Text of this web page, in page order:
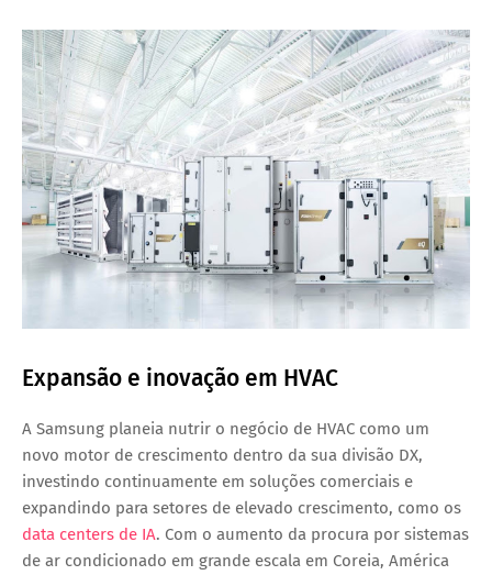
Expansão e inovação em HVAC
A Samsung planeia nutrir o negócio de HVAC como um
novo motor de crescimento dentro da sua divisão DX,
investindo continuamente em soluções comerciais e
expandindo para setores de elevado crescimento, como os
data centers de IA. Com o aumento da procura por sistemas
de ar condicionado em grande escala em Coreia, América